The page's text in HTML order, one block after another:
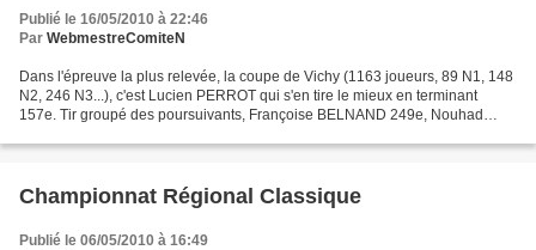
Publié le 16/05/2010 à 22:46
Par WebmestreComiteN
Dans l'épreuve la plus relevée, la coupe de Vichy (1163 joueurs, 89 N1, 148
N2, 246 N3...), c'est Lucien PERROT qui s'en tire le mieux en terminant
157e. Tir groupé des poursuivants, Françoise BELNAND 249e, Nouhad
Championnat Régional Classique
Publié le 06/05/2010 à 16:49